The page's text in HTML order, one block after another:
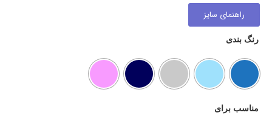
راهنمای سایز
رنگ بندی
مناسب برای